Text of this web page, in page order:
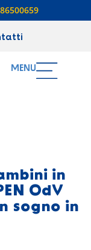
MENU
in
OdV
sogno in